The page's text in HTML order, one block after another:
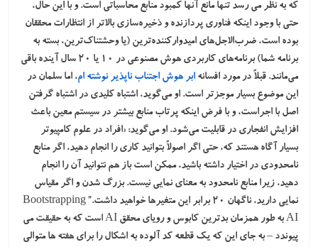
که به نظر می رسد تنها مانع آنها کمبود منابع محاسباتی است. و با این حال،
حتی با وجود اینکه فناوری پردازنده و ذخیره‌سازی بالاتر از انتظارات محققان
بوده است، ضرب‌الاجل‌های امیدوارکننده‌ترین (یا وحشتناک‌ترین، بسته به
برنامه شما) برنامه‌های کاربردی هوش مصنوعی در ۱۰ یا ۲۰ سال آینده باقی
می‌مانند. قبلاً در مورد افسانهابر هوش اجتناب ناپذیر نوشته ام، اما سلمان در
این موضوع بسیار موجزتر است. او می‌گوید، اشتباه کلیدی در اشتباه گرفتن
اصل با اجراست، و با فرض اینکه پرتاب منابع بیشتر در سیستم معین باعث
افزایش انفجاری در قابلیت می‌شود. او می‌گوید: «افراد در علوم کامپیوتر
بسیار آگاه هستند که، حتی اگر اصولاً بتوانید کاری را انجام دهید، اگر منابع
نامحدودی در اختیار داشته باشید، ممکن است باز هم نتوانید آن را انجام
دهید، زیرا منابع نامحدود به معنای نمایی نیست. بزرگ شدن و اگر مقیاس
نمایی دارید، ناگهان 20 برابر این متغیرها خواهید داشت.” Bootstrapping
AI به طور همزمان بدترین کابوس و رویای محقق AI است که به حقیقت می
پیوندد – به جای این که یک قطعه کد آلوده به اشکال را برای هفته ها متوالی